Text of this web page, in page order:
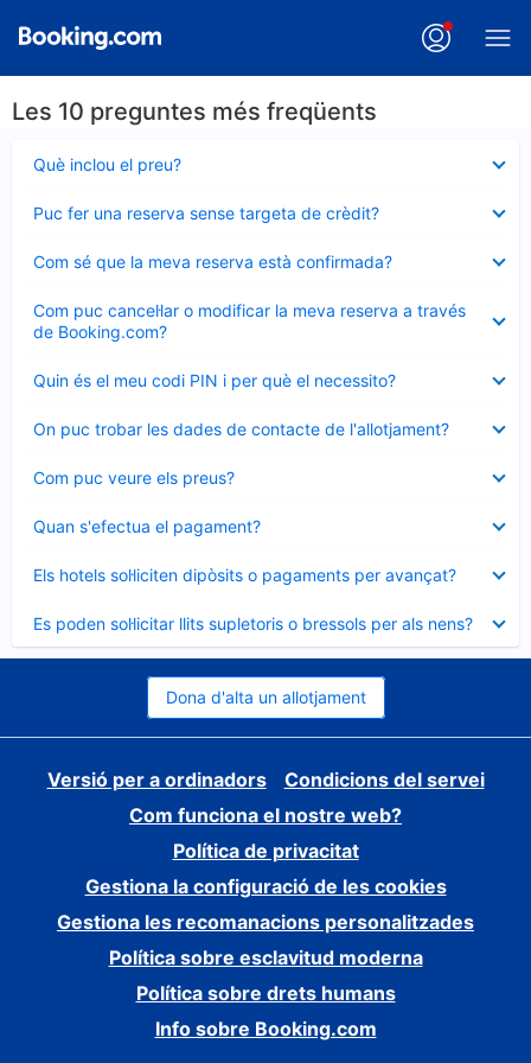
Les 10 preguntes més freqüents
Què inclou el preu?
tancat
Puc fer una reserva sense targeta de crèdit?
tancat
Com sé que la meva reserva està confirmada?
tancat
Com puc cancel·lar o modificar la meva reserva a través
de Booking.com?
tancat
Quin és el meu codi PIN i per què el necessito?
tancat
On puc trobar les dades de contacte de l'allotjament?
tancat
Com puc veure els preus?
tancat
Quan s'efectua el pagament?
tancat
Els hotels sol·liciten dipòsits o pagaments per avançat?
tancat
Es poden sol·licitar llits supletoris o bressols per als nens?
tancat
Dona d'alta un allotjament
Versió per a ordinadors
Condicions del servei
Com funciona el nostre web?
Política de privacitat
Gestiona la configuració de les cookies
Gestiona les recomanacions personalitzades
Política sobre esclavitud moderna
Política sobre drets humans
Info sobre Booking.com